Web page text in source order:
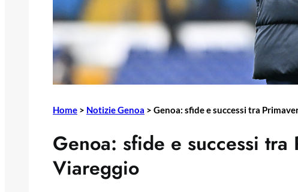
Home > Notizie Genoa > Genoa: sfide e successi tra
Genoa: sfide e successi tra
Viareggio